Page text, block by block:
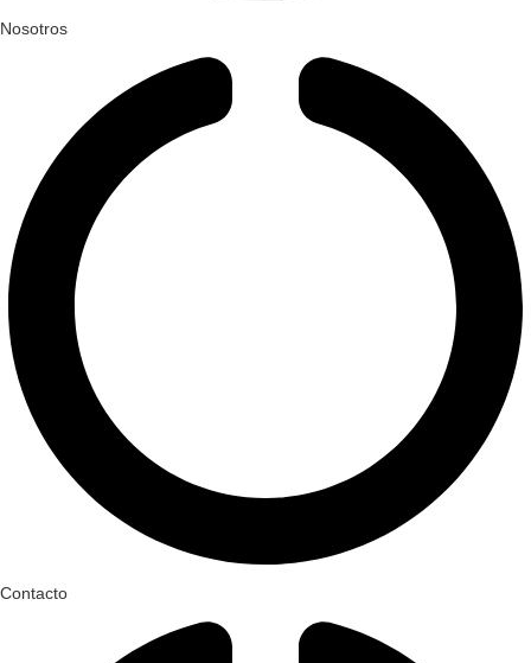
Nosotros
Contacto